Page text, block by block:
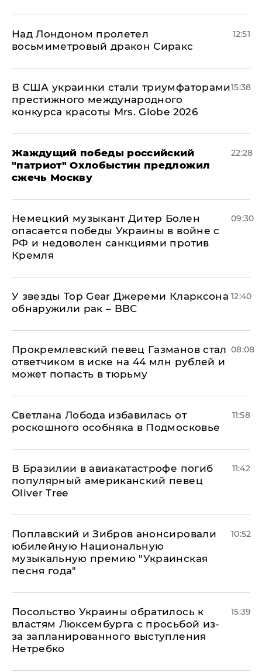
Над Лондоном пролетел
восьмиметровый дракон Сиракс
12:51
В США украинки стали триумфаторами
престижного международного
конкурса красоты Mrs. Globe 2026
15:38
Жаждущий победы российский
"патриот" Охлобыстин предложил
сжечь Москву
22:28
Немецкий музыкант Дитер Болен
опасается победы Украины в войне с
РФ и недоволен санкциями против
Кремля
09:30
У звезды Top Gear Джереми Кларксона
обнаружили рак – BBC
12:40
Прокремлевский певец Газманов стал
ответчиком в иске на 44 млн рублей и
может попасть в тюрьму
08:08
Светлана Лобода избавилась от
роскошного особняка в Подмосковье
11:58
В Бразилии в авиакатастрофе погиб
популярный американский певец
Oliver Tree
11:42
Поплавский и Зибров анонсировали
юбилейную Национальную
музыкальную премию "Украинская
песня года"
10:52
Посольство Украины обратилось к
властям Люксембурга с просьбой из-
за запланированного выступления
Нетребко
15:39